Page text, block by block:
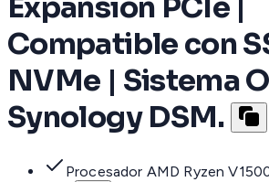
Compatible con
NVMe | Sistema
Synology DSM.
Procesador AMD Ryzen